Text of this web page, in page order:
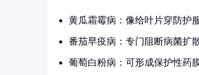
黄瓜霜霉病：像给叶片穿防护
番茄早疫病：专门阻断病菌扩
葡萄白粉病：可形成保护性药